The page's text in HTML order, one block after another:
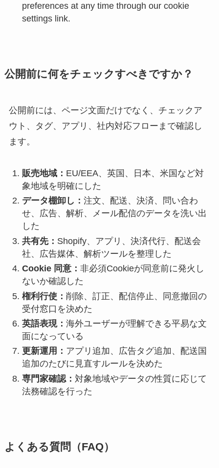
preferences at any time through our cookie
settings link.
公開前に何をチェックすべきですか？
公開前には、ページ文面だけでなく、チェックア
ウト、タグ、アプリ、社内対応フローまで確認し
ます。
販売地域： EU/EEA、英国、日本、米国など対
象地域を明確にした
データ棚卸し： 注文、配送、決済、問い合わ
せ、広告、解析、メール配信のデータを洗い出
した
共有先： Shopify、アプリ、決済代行、配送会
社、広告媒体、解析ツールを整理した
Cookie 同意： 非必須Cookieが同意前に発火し
ないか確認した
権利行使： 削除、訂正、配信停止、同意撤回の
受付窓口を決めた
英語表現： 海外ユーザーが理解できる平易な文
面になっている
更新運用： アプリ追加、広告タグ追加、配送国
追加のたびに見直すルールを決めた
専門家確認： 対象地域やデータの性質に応じて
法務確認を行った
よくある質問（FAQ）